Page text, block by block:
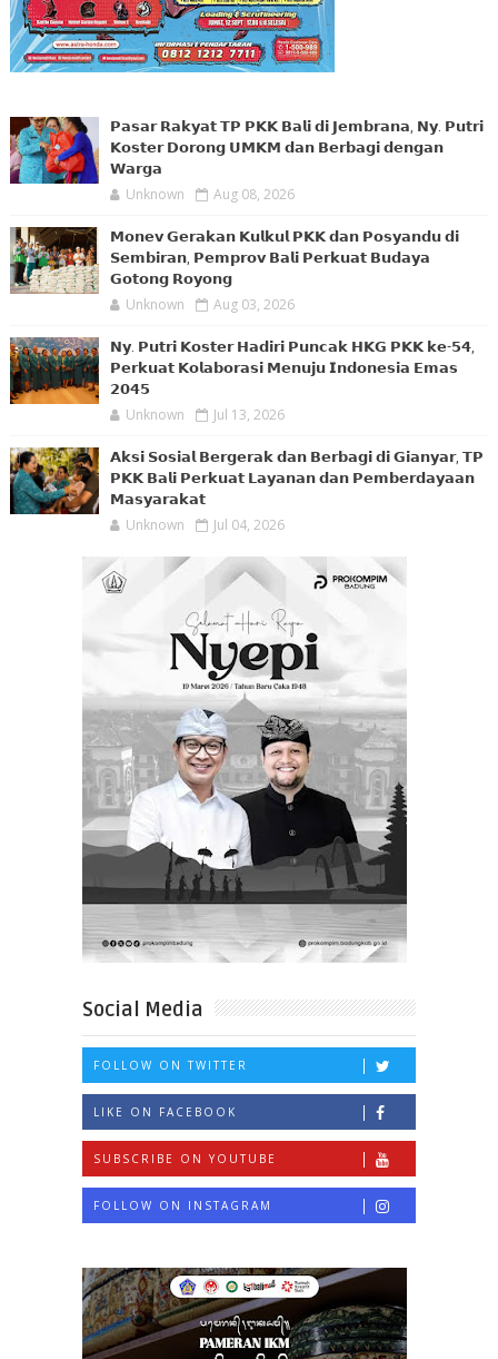
𝗣𝗮𝘀𝗮𝗿 𝗥𝗮𝗸𝘆𝗮𝘁 𝗧𝗣 𝗣𝗞𝗞 𝗕𝗮𝗹𝗶 𝗱𝗶 𝗝𝗲𝗺𝗯𝗿𝗮𝗻𝗮, 𝗡𝘆. 𝗣𝘂𝘁𝗿𝗶
𝗞𝗼𝘀𝘁𝗲𝗿 𝗗𝗼𝗿𝗼𝗻𝗴 𝗨𝗠𝗞𝗠 𝗱𝗮𝗻 𝗕𝗲𝗿𝗯𝗮𝗴𝗶 𝗱𝗲𝗻𝗴𝗮𝗻
𝗪𝗮𝗿𝗴𝗮
Unknown Aug 08, 2026
𝗠𝗼𝗻𝗲𝘃 𝗚𝗲𝗿𝗮𝗸𝗮𝗻 𝗞𝘂𝗹𝗸𝘂𝗹 𝗣𝗞𝗞 𝗱𝗮𝗻 𝗣𝗼𝘀𝘆𝗮𝗻𝗱𝘂 𝗱𝗶
𝗦𝗲𝗺𝗯𝗶𝗿𝗮𝗻, 𝗣𝗲𝗺𝗽𝗿𝗼𝘃 𝗕𝗮𝗹𝗶 𝗣𝗲𝗿𝗸𝘂𝗮𝘁 𝗕𝘂𝗱𝗮𝘆𝗮
𝗚𝗼𝘁𝗼𝗻𝗴 𝗥𝗼𝘆𝗼𝗻𝗴
Unknown Aug 03, 2026
𝗡𝘆. 𝗣𝘂𝘁𝗿𝗶 𝗞𝗼𝘀𝘁𝗲𝗿 𝗛𝗮𝗱𝗶𝗿𝗶 𝗣𝘂𝗻𝗰𝗮𝗸 𝗛𝗞𝗚 𝗣𝗞𝗞 𝗸𝗲-𝟱𝟰,
𝗣𝗲𝗿𝗸𝘂𝗮𝘁 𝗞𝗼𝗹𝗮𝗯𝗼𝗿𝗮𝘀𝗶 𝗠𝗲𝗻𝘂𝗷𝘂 𝗜𝗻𝗱𝗼𝗻𝗲𝘀𝗶𝗮 𝗘𝗺𝗮𝘀
𝟮𝟬𝟰𝟱
Unknown Jul 13, 2026
𝗔𝗸𝘀𝗶 𝗦𝗼𝘀𝗶𝗮𝗹 𝗕𝗲𝗿𝗴𝗲𝗿𝗮𝗸 𝗱𝗮𝗻 𝗕𝗲𝗿𝗯𝗮𝗴𝗶 𝗱𝗶 𝗚𝗶𝗮𝗻𝘆𝗮𝗿, 𝗧𝗣
𝗣𝗞𝗞 𝗕𝗮𝗹𝗶 𝗣𝗲𝗿𝗸𝘂𝗮𝘁 𝗟𝗮𝘆𝗮𝗻𝗮𝗻 𝗱𝗮𝗻 𝗣𝗲𝗺𝗯𝗲𝗿𝗱𝗮𝘆𝗮𝗮𝗻
𝗠𝗮𝘀𝘆𝗮𝗿𝗮𝗸𝗮𝘁
Unknown Jul 04, 2026
Social Media
FOLLOW ON TWITTER
LIKE ON FACEBOOK
SUBSCRIBE ON YOUTUBE
FOLLOW ON INSTAGRAM